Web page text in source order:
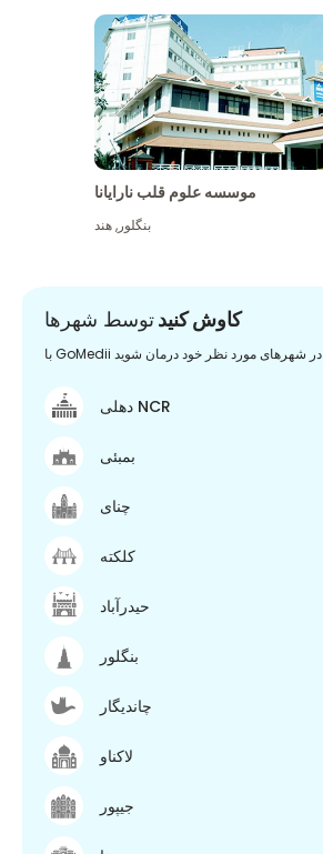
موسسه علوم قلب نارایانا
بنگلور,هند
کاوش کنیدتوسط شهرها
با GoMedii در شهرهای مورد نظر خود درمان شوید
دهلی NCR
بمبئی
چنای
کلکته
حیدرآباد
بنگلور
چاندیگار
لاکناو
جیپور